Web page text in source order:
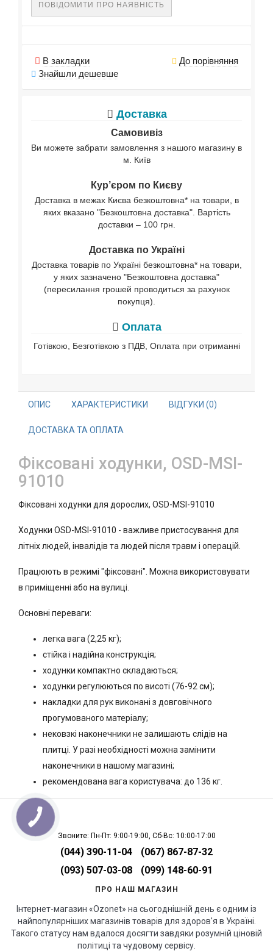
ПОВІДОМИТИ ПРО НАЯВНІСТЬ
В закладки
До порівняння
Знайшли дешевше
Доставка
Самовивіз
Ви можете забрати замовлення з нашого магазину в
м. Київ
Кур’єром по Києву
Доставка в межах Києва безкоштовна* на товари, в
яких вказано "Безкоштовна доставка". Вартість
доставки – 100 грн.
Доставка по Україні
Доставка товарів по Україні безкоштовна* на товари,
у яких зазначено "Безкоштовна доставка"
(пересилання грошей проводиться за рахунок
покупця).
Оплата
Готівкою, Безготівкою з ПДВ, Оплата при отриманні
ОПИС ХАРАКТЕРИСТИКИ ВІДГУКИ (0)
ДОСТАВКА ТА ОПЛАТА
Фіксовані ходунки, OSD-MSI-
91010
Фіксовані ходунки для дорослих, OSD-MSI-91010
Ходунки OSD-MSI-91010 - важливе пристосування для
літніх людей, інвалідів та людей після травм і операцій.
Працюють в режимі "фіксовані". Можна використовувати
в приміщенні або на вулиці.
Основні переваги:
легка вага (2,25 кг);
стійка і надійна конструкція;
ходунки компактно складаються;
ходунки регулюються по висоті (76-92 см);
накладки для рук виконані з довговічного
прогумованого матеріалу;
нековзкі наконечники не залишають слідів на
плитці. У разі необхідності можна замінити
наконечники в нашому магазині;
рекомендована вага користувача: до 136 кг.
Звоните: Пн-Пт: 9:00-19:00, Сб-Вс: 10:00-17:00
(044) 390-11-04
(067) 867-87-32
(093) 507-03-08
(099) 148-60-91
ПРО НАШ МАГАЗИН
Інтернет-магазин «Ozonet» на сьогоднішній день є одним із
найпопулярніших магазинів товарів для здоров'я в Україні.
Такого статусу нам вдалося досягти завдяки розумній ціновій
політиці та чудовому сервісу.